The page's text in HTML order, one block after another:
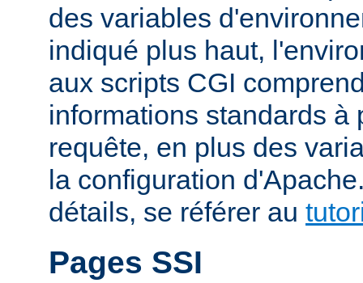
des variables
indiqué plus haut,
aux scripts CGI
informations standards à
requête, en plus des
la configuration
détails, se référer au
Pages SSI